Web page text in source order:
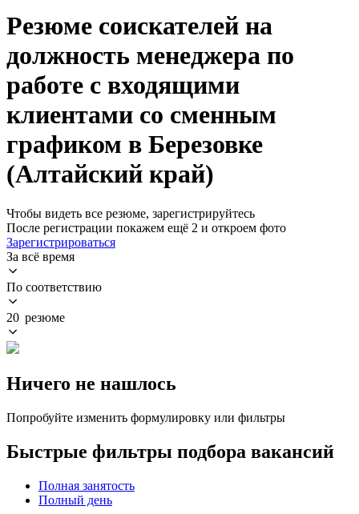
Резюме соискателей на
должность менеджера по
работе с входящими
клиентами со сменным
графиком в Березовке
(Алтайский край)
Чтобы видеть все резюме, зарегистрируйтесь
После регистрации покажем ещё 2 и откроем фото
Зарегистрироваться
За всё время
По соответствию
20 резюме
Ничего не нашлось
Попробуйте изменить формулировку или фильтры
Быстрые фильтры подбора вакансий
Полная занятость
Полный день